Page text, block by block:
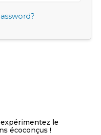
expérimentez le
écoconçus !